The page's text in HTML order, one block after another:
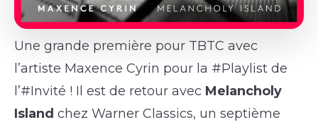
Une grande première pour TBTC avec
l’artiste Maxence Cyrin pour la #Playlist de
l’#Invité ! Il est de retour avec Melancholy
Islandchez Warner Classics, un septième